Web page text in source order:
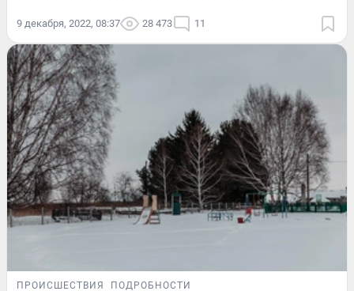
9 декабря, 2022, 08:37 28 473 11
ПРОИСШЕСТВИЯ ПОДРОБНОСТИ